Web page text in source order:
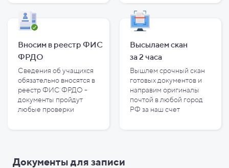
Вносим в реестр ФИС
ФРДО
Сведения об учащихся
обязательно вносятся в
реестр ФИС ФРДО -
документы пройдут
любые проверки
Высылаем скан
за2 часа
Вышлем срочный скан
готовых документов и
направим оригиналы
почтой в любой город
РФ за наш счет
Документы для записи